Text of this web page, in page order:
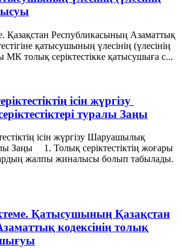
Қазақстан Республикасының Азаматтық
қатысушының үлесінің (үлесінің
МК толық серіктестікке қатысушыға с...
iсiн жүргiзу
туралы Заңы
iсiн жүргiзу Шаруашылық
Заңы 1. Толық серiктестiктiң жоғары
жалпы жиналысы болып табылады.
Қатысушының Қазақстан
кодексінің толық
шығуы